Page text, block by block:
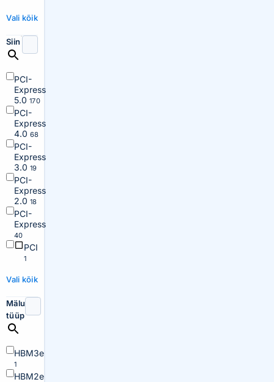
Vali kõik
Siin
PCI-
Express
5.0 170
PCI-
Express
4.0 68
PCI-
Express
3.0 19
PCI-
Express
2.0 18
PCI-
Express
40
PCI
1
Vali kõik
Mälu
tüüp
HBM3e
1
HBM2e